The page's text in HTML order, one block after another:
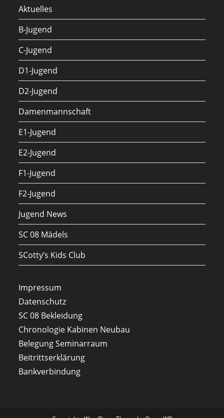
Aktuelles
B-Jugend
C-Jugend
D1-Jugend
D2-Jugend
Damenmannschaft
E1-Jugend
E2-Jugend
F1-Jugend
F2-Jugend
Jugend News
SC 08 Mädels
SCotty’s Kids Club
Impressum
Datenschutz
SC 08 Bekleidung
Chronologie Kabinen Neubau
Belegung Seminarraum
Beitrittserklärung
Bankverbindung